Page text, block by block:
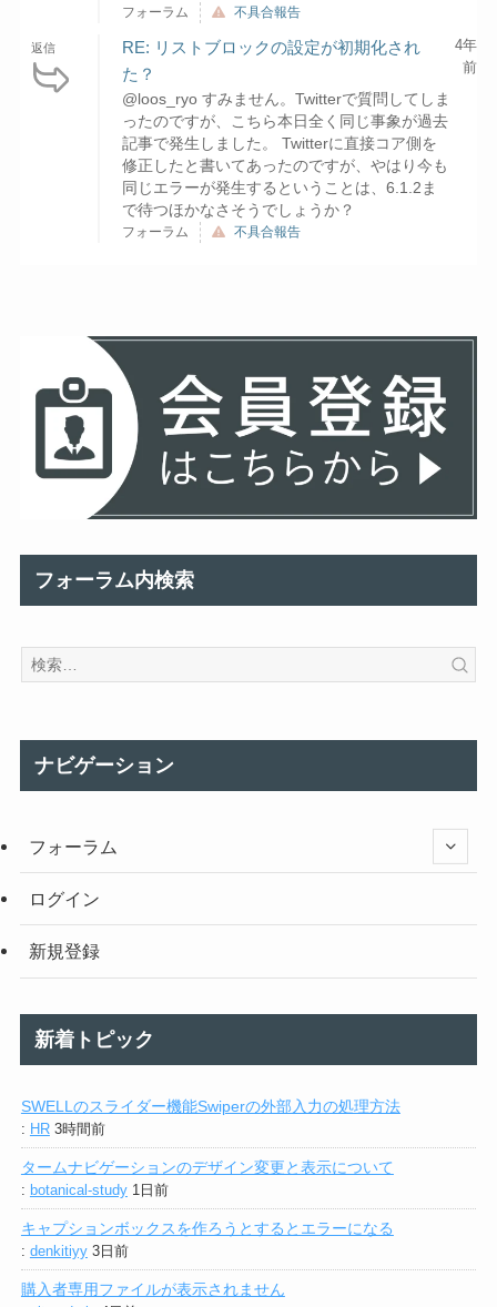
フォーラム 不具合報告
返信
RE: リストブロックの設定が初期化され
た？
@loos_ryo すみません。Twitterで質問してしま
ったのですが、こちら本日全く同じ事象が過去
記事で発生しました。 Twitterに直接コア側を
修正したと書いてあったのですが、やはり今も
同じエラーが発生するということは、6.1.2ま
で待つほかなさそうでしょうか？
4年
前
フォーラム 不具合報告
フォーラム内検索
ナビゲーション
フォーラム
ログイン
新規登録
新着トピック
SWELLのスライダー機能Swiperの外部入力の処理方法
: HR 3時間前
タームナビゲーションのデザイン変更と表示について
: botanical-study 1日前
キャプションボックスを作ろうとするとエラーになる
: denkitiyy 3日前
購入者専用ファイルが表示されません